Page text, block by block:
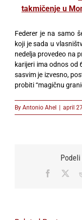
takmičenje u
Federer je na samo
koji je sada u
nedelja provedeo na
karijeri ima odnos od
sasvim je izvesno,
probiti “magičnu
By Antonio Ahel | april
Facebook